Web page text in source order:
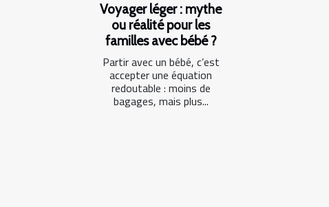
Voyager léger : mythe
ou réalité pour les
familles avec bébé ?
Partir avec un bébé, c’est
accepter une équation
redoutable : moins de
bagages, mais plus...